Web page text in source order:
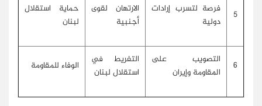
5
فرصة لتسرب إرادات
دولية
الارتهان لقوى
أجنبية
حماية استقلال
لبنان
6
التصويب على
المقاومة وإيران
التفريط في
استقلال لبنان
الوفاء للمقاومة